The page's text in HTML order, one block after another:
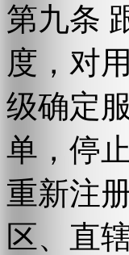
第九条
度，对
级确定
单，停
重新注
区、直